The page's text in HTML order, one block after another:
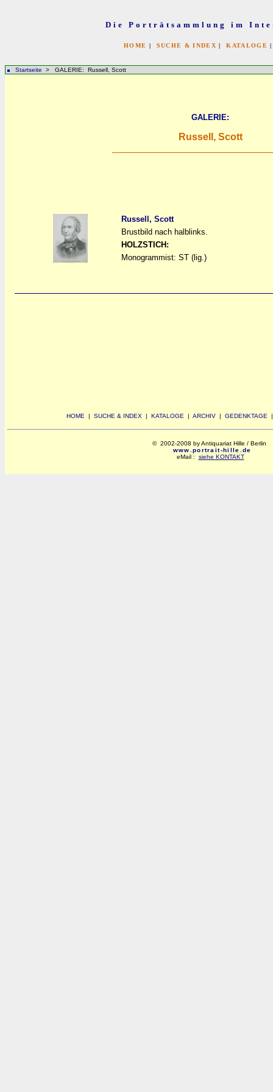
Die Porträtsammlung im
HOME | SUCHE & INDEX |KATALOGE
Startseite > GALERIE: Russell, Scott
GALERIE:
Russell, Scott
Russell, Scott
Brustbild nach halblinks.
HOLZSTICH:
Monogrammist: ST (lig.)
HOME | SUCHE & INDEX | KATALOGE | ARCHIV | GEDENKTAGE
© 2002-2008 by Antiquariat Hille / Berlin
www.portrait-hille.de
eMail : siehe KONTAKT